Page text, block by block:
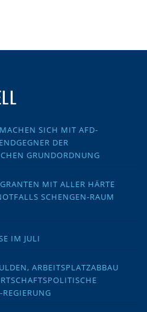
SICH MIT AFD-
DER
GRUNDORDNUNG
MIT ALLER HÄRTE
SCHENGEN-RAUM
IM JULI
ARBEITSPLATZABBAU